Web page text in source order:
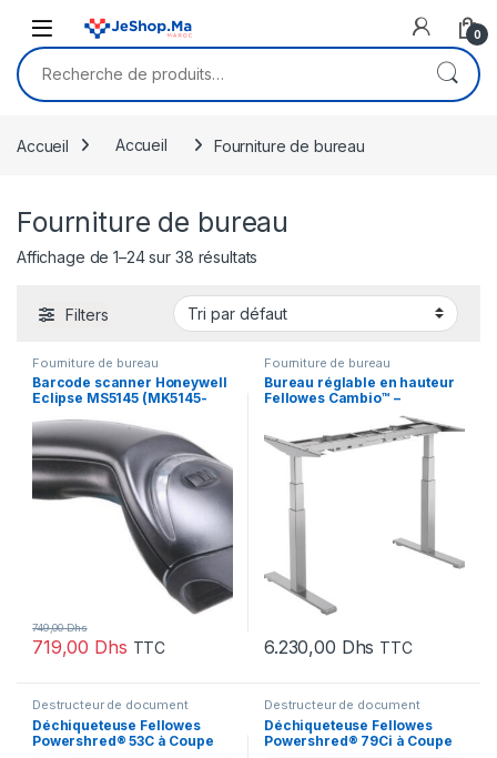
0
Recherche pour :
Accueil Accueil Fourniture de bureau
Fourniture de bureau
Affichage de 1–24 sur 38 résultats
Filters
Fourniture de bureau
Barcode scanner Honeywell
Eclipse MS5145 (MK5145-
719,00 Dhs
749,00Dhs
TTC
Fourniture de bureau
Bureau réglable en hauteur
Fellowes Cambio™ –
Structure seule Argent-
6.230,00 Dhs TTC
Destructeur de document
Déchiqueteuse Fellowes
Powershred® 53C à Coupe
Destructeur de document
Déchiqueteuse Fellowes
Powershred® 79Ci à Coupe